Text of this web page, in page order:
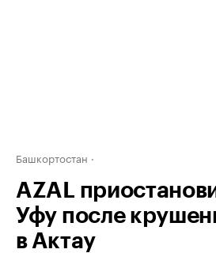
Башкортостан
AZAL
Уфу после
в Актау